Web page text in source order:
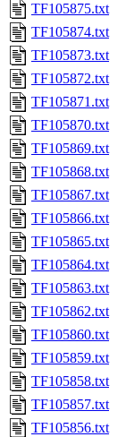
TF105875.txt
TF105874.txt
TF105873.txt
TF105872.txt
TF105871.txt
TF105870.txt
TF105869.txt
TF105868.txt
TF105867.txt
TF105866.txt
TF105865.txt
TF105864.txt
TF105863.txt
TF105862.txt
TF105860.txt
TF105859.txt
TF105858.txt
TF105857.txt
TF105856.txt